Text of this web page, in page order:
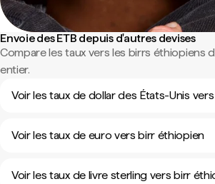
Envoie des ETB depuis d'autres devises
Compare les taux vers les birrs éthiopiens
entier.
Voir les taux de dollar des États-Unis
Voir les taux de euro vers birr éthiopien
Voir les taux de livre sterling vers birr